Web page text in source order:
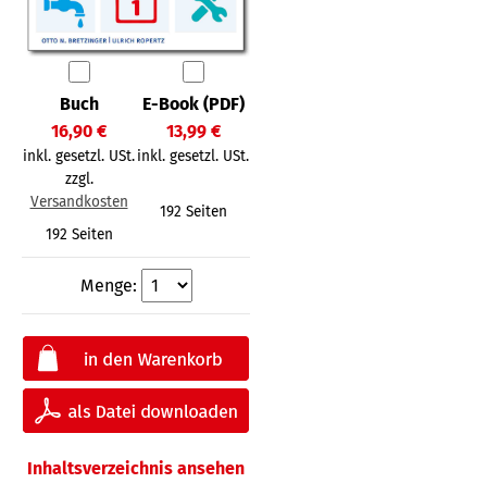
Buch
16,90 €
inkl. gesetzl. USt.
zzgl.
Versandkosten
192 Seiten
E-Book (PDF)
13,99 €
inkl. gesetzl. USt.
192 Seiten
Menge:
Inhaltsverzeichnis ansehen